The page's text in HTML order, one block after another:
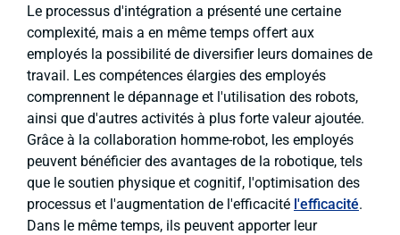
Le processus d'intégration a présenté une certaine
complexité, mais a en même temps offert aux
employés la possibilité de diversifier leurs domaines de
travail. Les compétences élargies des employés
comprennent le dépannage et l'utilisation des robots,
ainsi que d'autres activités à plus forte valeur ajoutée.
Grâce à la collaboration homme-robot, les employés
peuvent bénéficier des avantages de la robotique, tels
que le soutien physique et cognitif, l'optimisation des
processus et l'augmentation de l'efficacité l'efficacité.
Dans le même temps, ils peuvent apporter leur